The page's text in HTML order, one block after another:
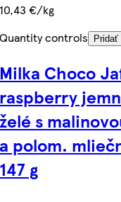
10,43 €/kg
Quantity controls
Pridať
Milka Choco
raspberry
želé s
a polom.
147 g